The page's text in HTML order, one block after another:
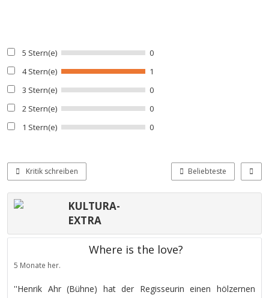
5 Stern(e)
0
4 Stern(e)
1
3 Stern(e)
0
2 Stern(e)
0
1 Stern(e)
0
Kritik schreiben Beliebteste
KULTURA-
EXTRA
Where is the love?
5 Monate her.
''Henrik Ahr (Bühne) hat der Regisseurin einen hölzernen